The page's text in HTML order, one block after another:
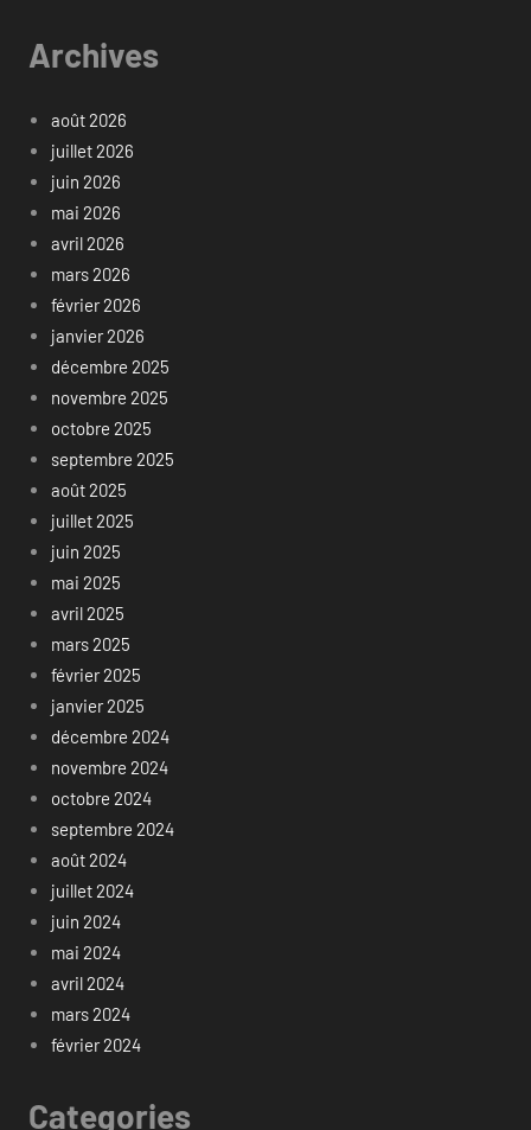
Archives
août 2026
juillet 2026
juin 2026
mai 2026
avril 2026
mars 2026
février 2026
janvier 2026
décembre 2025
novembre 2025
octobre 2025
septembre 2025
août 2025
juillet 2025
juin 2025
mai 2025
avril 2025
mars 2025
février 2025
janvier 2025
décembre 2024
novembre 2024
octobre 2024
septembre 2024
août 2024
juillet 2024
juin 2024
mai 2024
avril 2024
mars 2024
février 2024
Categories